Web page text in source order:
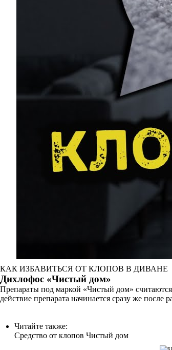
КАК ИЗБАВИТЬСЯ ОТ КЛОПОВ В ДИВАНЕ
Дихлофос «Чистый дом»
Препараты под маркой «Чистый дом»
действие препарата начинается сразу же
Читайте также:
Средство от клопов Чистый дом